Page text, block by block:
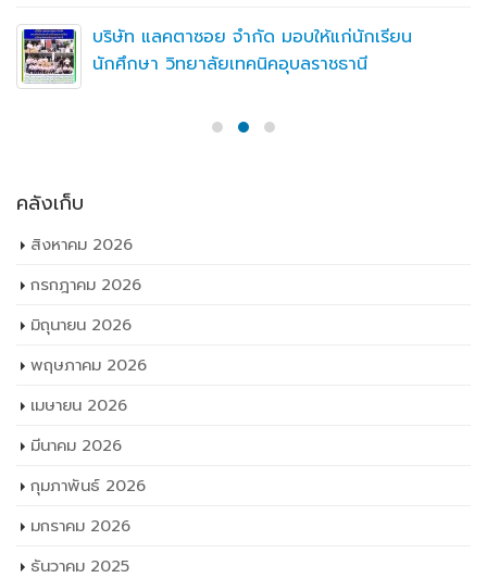
บริษัท แลคตาซอย จำกัด มอบให้แก่นักเรียน
นักศึกษา วิทยาลัยเทคนิคอุบลราชธานี
คลังเก็บ
สิงหาคม 2026
กรกฎาคม 2026
มิถุนายน 2026
พฤษภาคม 2026
เมษายน 2026
มีนาคม 2026
กุมภาพันธ์ 2026
มกราคม 2026
ธันวาคม 2025